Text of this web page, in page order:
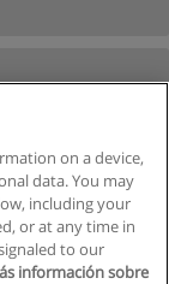
on a device,
data. You may
including your
or at any time in
to our
información sobre